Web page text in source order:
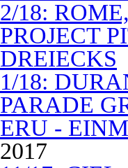
2/18:
PROJECT
DREIECKS
1/18:
PARADE
ERU -
2017